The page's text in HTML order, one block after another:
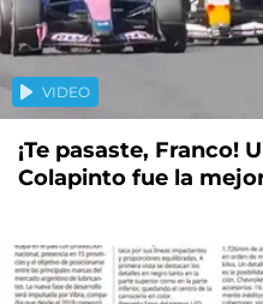
VIDEO
¡Te pasaste, Franco!
Colapinto fue la